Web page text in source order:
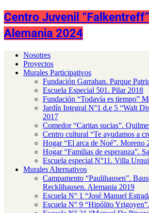
Centro Juvenil
Alemania 2024
Nosotres
Proyectos
Murales Participativos
Fundación Garrahan. Parque
Escuela Especial 501. Pilar 2018
Fundación “Todavía es tiempo”
Jardín Integral N°1 d.e 5 “Walt
2017
Comedor “Caritas sucias”.
Centro cultural “Te ayudamos a
Hogar “El arca de Noé”. Moreno
Hogar “Familias de esperanza”.
Escuela especial N°11. Villa
Murales Alternativos
Campamento “Paulihausen”.
Recklihausen. Alemania 2019
Escuela N° 1 “José Manuel
Escuela N° 9 “Hipólito